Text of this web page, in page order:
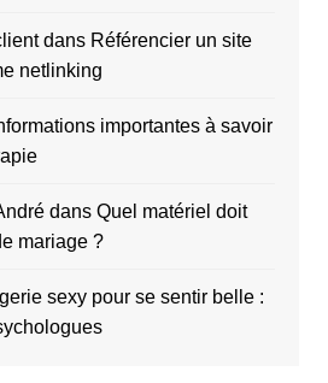
dans Référencier un site
netlinking
importantes à savoir
dans Quel matériel doit
mariage ?
sexy pour se sentir belle :